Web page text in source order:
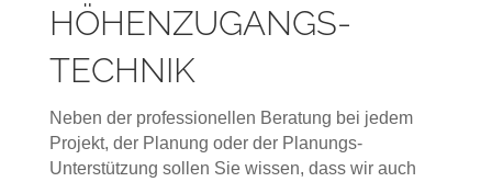
HÖHENZUGANGS-
TECHNIK
Neben der professionellen Beratung bei jedem
Projekt, der Planung oder der Planungs-
Unterstützung sollen Sie wissen, dass wir auch